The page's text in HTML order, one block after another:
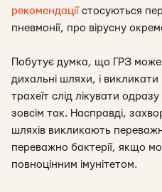
рекомендаціїстосуються
пневмонії, про вірусну
Побутує думка, що ГРЗ може
дихальні шляхи, і
трахеїт слід лікувати
зовсім так. Насправді,
шляхів викликають
переважно бактерії, якщо
повноцінним імунітетом.